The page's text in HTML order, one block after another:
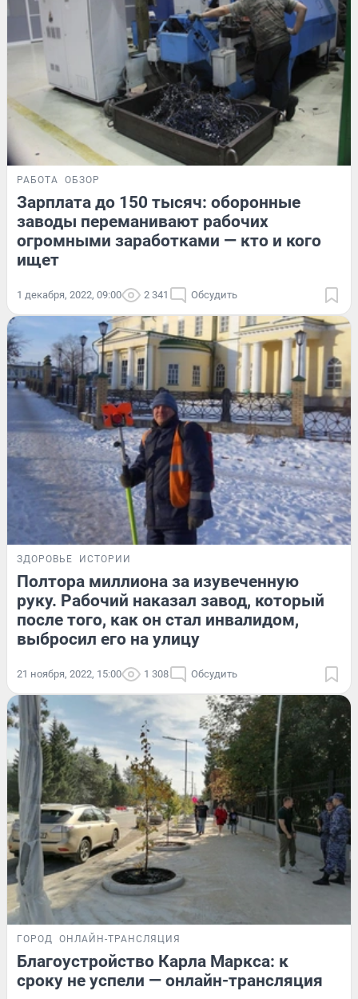
РАБОТА ОБЗОР
Зарплата до 150 тысяч: оборонные
заводы переманивают рабочих
огромными заработками — кто и кого
ищет
1 декабря, 2022, 09:00 2 341 Обсудить
ЗДОРОВЬЕ ИСТОРИИ
Полтора миллиона за изувеченную
руку. Рабочий наказал завод, который
после того, как он стал инвалидом,
выбросил его на улицу
21 ноября, 2022, 15:00 1 308 Обсудить
ГОРОД ОНЛАЙН-ТРАНСЛЯЦИЯ
Благоустройство Карла Маркса: к
сроку не успели — онлайн-трансляция